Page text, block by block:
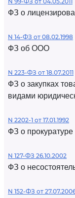
ФЗ о
N 14-ФЗ от 08.02.1998
ФЗ об ООО
N 223-ФЗ от 18.07.2011
ФЗ о закупках
видами
N 2202-1 от 17.01.1992
ФЗ о прокуратуре
N 127-ФЗ 26.10.2002
ФЗ о
N 152-ФЗ от